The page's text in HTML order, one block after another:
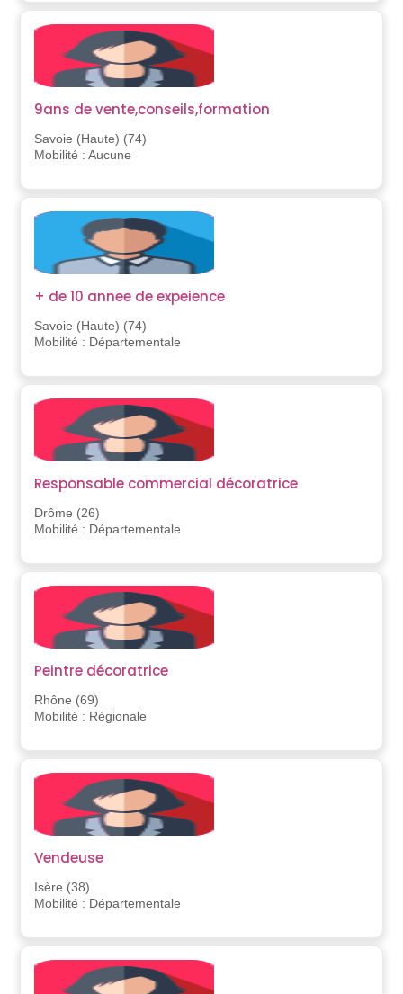
9ans de vente,conseils,formation
Savoie (Haute) (74)
Mobilité : Aucune
+ de 10 annee de expeience
Savoie (Haute) (74)
Mobilité : Départementale
Responsable commercial décoratrice
Drôme (26)
Mobilité : Départementale
Peintre décoratrice
Rhône (69)
Mobilité : Régionale
Vendeuse
Isère (38)
Mobilité : Départementale